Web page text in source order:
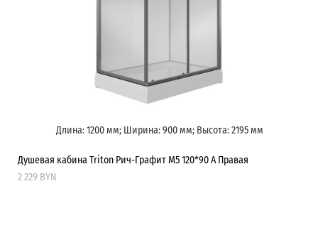
Длина: 1200 мм; Ширина: 900 мм; Высота: 2195 мм
Душевая кабина Triton Рич-Графит М5 120*90 А Правая
2 229 BYN